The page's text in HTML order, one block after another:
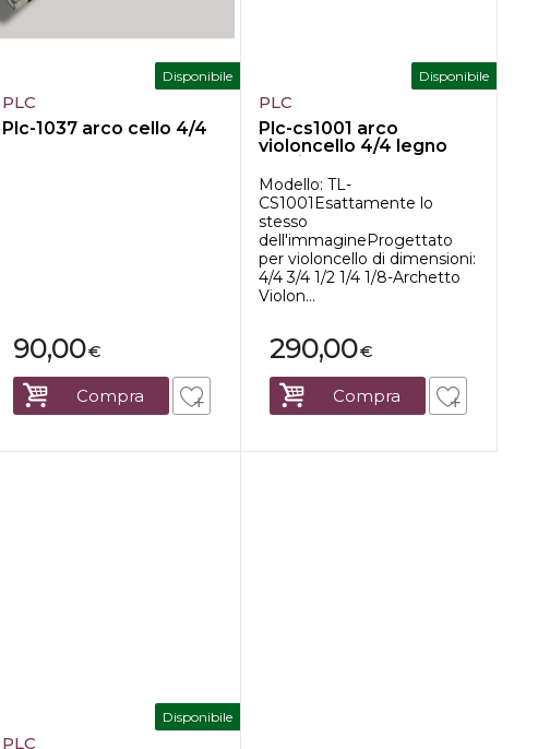
Disponibile
PLC
Plc-1037 arco cello 4/4
€
90,00
Compra
Disponibile
PLC
Plc-cs1001 arco
violoncello 4/4 legno
brasile
Modello: TL-
CS1001Esattamente lo
stesso
dell'immagineProgettato
per violoncello di dimensioni:
4/4 3/4 1/2 1/4 1/8-Archetto
Violon...
€
290,00
Compra
Disponibile
PLC